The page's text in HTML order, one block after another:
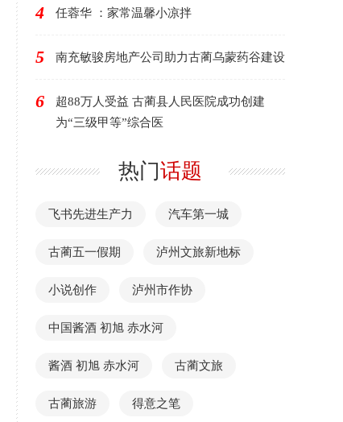
4 任蓉华 ：家常温馨小凉拌
5 南充敏骏房地产公司助力古蔺乌蒙药谷建设
6
超88万人受益 古蔺县人民医院成功创建
为“三级甲等”综合医
热门话题
飞书先进生产力 汽车第一城
古蔺五一假期 泸州文旅新地标
小说创作 泸州市作协
中国酱酒 初旭 赤水河
酱酒 初旭 赤水河 古蔺文旅
古蔺旅游 得意之笔